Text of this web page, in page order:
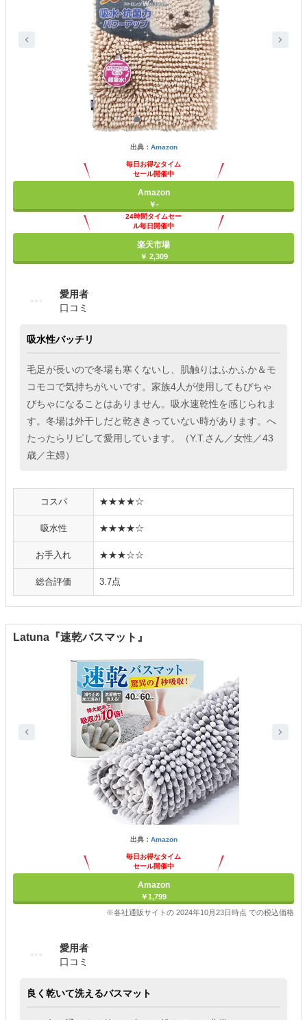
出典： Amazon
毎日お得なタイム
セール開催中
Amazon
￥-
24時間タイムセー
ル毎日開催中
楽天市場
￥ 2,309
愛用者
口コミ
吸水性バッチリ
毛足が長いので冬場も寒くないし、肌触りはふかふか＆モ
コモコで気持ちがいいです。家族4人が使用してもびちゃ
びちゃになることはありません。吸水速乾性を感じられま
す。冬場は外干しだと乾ききっていない時があります。へ
たったらリピして愛用しています。（Y.T.さん／女性／43
歳／主婦）
コスパ ★★★★☆
吸水性 ★★★★☆
お手入れ ★★★☆☆
総合評価 3.7点
Latuna『速乾バスマット』
出典： Amazon
毎日お得なタイム
セール開催中
Amazon
￥1,799
※各社通販サイトの 2024年10月23日時点 での税込価格
愛用者
口コミ
良く乾いて洗えるバスマット